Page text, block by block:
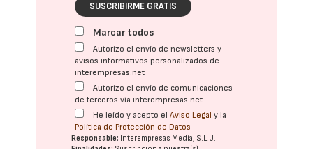
SUSCRIBIRME GRATIS
Marcar todos
Autorizo el envío de newsletters y
avisos informativos personalizados de
interempresas.net
Autorizo el envío de comunicaciones
de terceros vía interempresas.net
He leído y acepto elAviso Legal y la
Política de Protección de Datos
Responsable: Interempresas Media, S.L.U.